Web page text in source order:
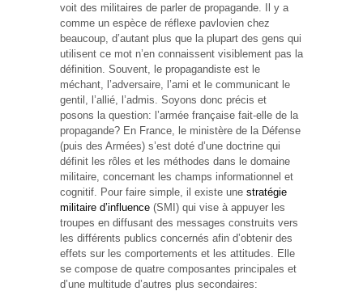
voit des militaires de parler de propagande. Il y a
comme un espèce de réflexe pavlovien chez
beaucoup, d’autant plus que la plupart des gens qui
utilisent ce mot n’en connaissent visiblement pas la
définition. Souvent, le propagandiste est le
méchant, l’adversaire, l’ami et le communicant le
gentil, l’allié, l’admis. Soyons donc précis et
posons la question: l’armée française fait-elle de la
propagande? En France, le ministère de la Défense
(puis des Armées) s’est doté d’une doctrine qui
définit les rôles et les méthodes dans le domaine
militaire, concernant les champs informationnel et
cognitif. Pour faire simple, il existe une stratégie
militaire d’influence (SMI) qui vise à appuyer les
troupes en diffusant des messages construits vers
les différents publics concernés afin d’obtenir des
effets sur les comportements et les attitudes. Elle
se compose de quatre composantes principales et
d’une multitude d’autres plus secondaires: